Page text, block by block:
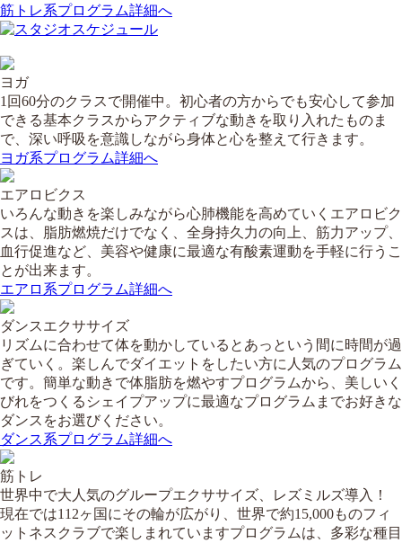
筋トレ系プログラム詳細へ
ヨガ
1回60分のクラスで開催中。初心者の方からでも安心して参加
できる基本クラスからアクティブな動きを取り入れたものま
で、深い呼吸を意識しながら身体と心を整えて行きます。
ヨガ系プログラム詳細へ
エアロビクス
いろんな動きを楽しみながら心肺機能を高めていくエアロビク
スは、脂肪燃焼だけでなく、全身持久力の向上、筋力アップ、
血行促進など、美容や健康に最適な有酸素運動を手軽に行うこ
とが出来ます。
エアロ系プログラム詳細へ
ダンスエクササイズ
リズムに合わせて体を動かしているとあっという間に時間が過
ぎていく。楽しんでダイエットをしたい方に人気のプログラム
です。簡単な動きで体脂肪を燃やすプログラムから、美しいく
びれをつくるシェイプアップに最適なプログラムまでお好きな
ダンスをお選びください。
ダンス系プログラム詳細へ
筋トレ
世界中で大人気のグループエクササイズ、レズミルズ導入！
現在では112ヶ国にその輪が広がり、世界で約15,000ものフィ
ットネスクラブで楽しまれていますプログラムは、多彩な種目